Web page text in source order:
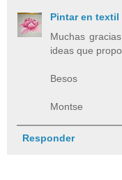
Pintar en textil
Muchas
ideas que
Besos
Montse
Responder